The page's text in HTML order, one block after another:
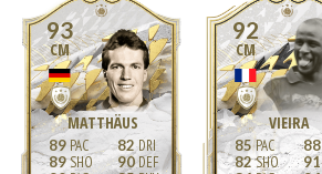
93
CM
MATTHÄUS
89
89
82
90
92
CM
VIEIRA
85
82
88
91